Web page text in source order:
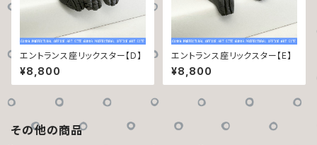
エントランス座リックスター【D】
¥8,800
エントランス座リックスター【E】
¥8,800
その他の商品